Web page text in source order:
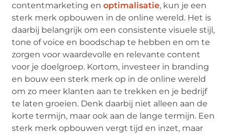
contentmarketing enoptimalisatie, kun je een
sterk merk opbouwen in de online wereld. Het is
daarbij belangrijk om een consistente visuele stijl,
tone of voice en boodschap te hebben en om te
zorgen voor waardevolle en relevante content
voor je doelgroep. Kortom, investeer in branding
en bouw een sterk merk op in de online wereld
om zo meer klanten aan te trekken en je bedrijf
te laten groeien. Denk daarbij niet alleen aan de
korte termijn, maar ook aan de lange termijn. Een
sterk merk opbouwen vergt tijd en inzet, maar